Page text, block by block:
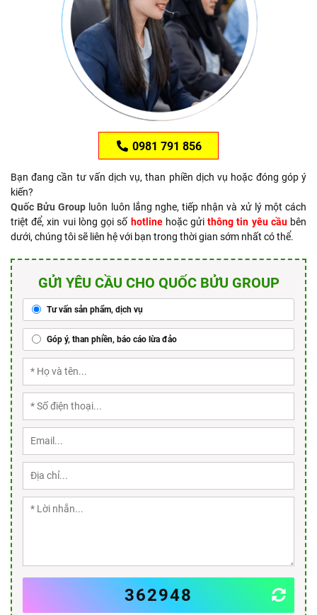
0981 791 856
Bạn đang cần tư vấn dịch vụ, than phiền dịch vụ hoặc đóng góp ý
kiến?
Quốc Bửu Group luôn luôn lắng nghe, tiếp nhận và xử lý một cách
triệt để, xin vui lòng gọi số hotlinehoặc gửithông tin yêu cầubên
dưới, chúng tôi sẽ liên hệ với bạn trong thời gian sớm nhất có thể.
GỬI YÊU CẦU CHO QUỐC BỬU GROUP
Tư vấn sản phẩm, dịch vụ
Góp ý, than phiền, báo cáo lừa đảo
362948